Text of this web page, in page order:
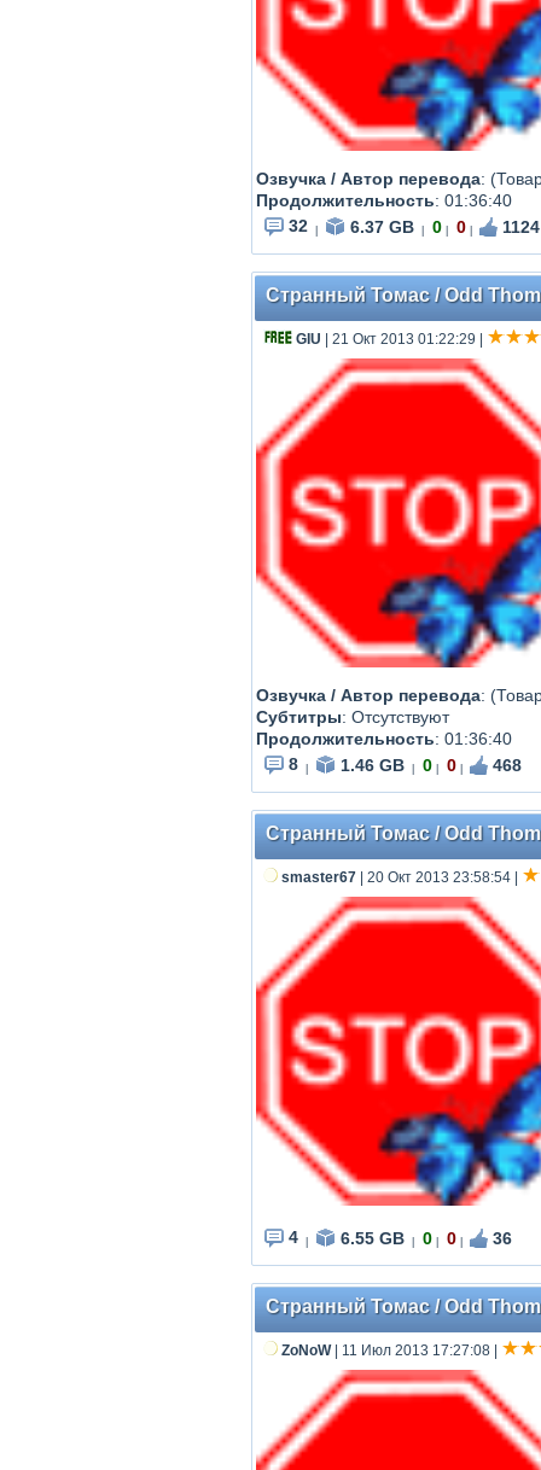
Озвучка / Автор перевода:
Продолжительность: 01:36:40
32
6.37 GB 0 0 1124
Странный Томас / Odd
GIU | 21 Окт 2013 01:22:29
Озвучка / Автор перевода:
Субтитры: Отсутствуют
Продолжительность: 01:36:40
8
1.46 GB 0 0 468
Странный Томас / Odd
smaster67 | 20 Окт 2013 23:58:54
4 6.55 GB 0 0 36
Странный Томас / Odd
ZoNoW| 11 Июл 2013 17:27:08